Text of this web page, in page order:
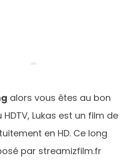
alors vous êtes au bon
HDTV, Lukas est un film de
en HD. Ce long
par streamizfilm.fr